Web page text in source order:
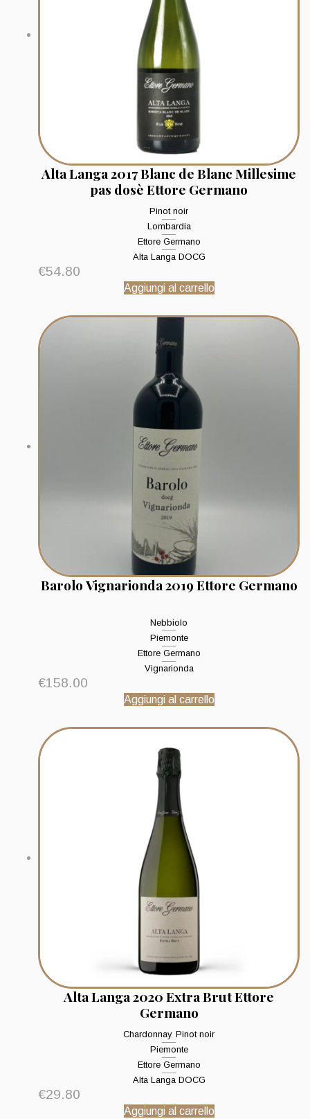
Alta Langa 2017 Blanc de Blanc Millesime
pas dosè Ettore Germano
Pinot noir
Lombardia
Ettore Germano
Alta Langa DOCG
€54.80
Aggiungi al carrello
Barolo Vignarionda 2019 Ettore Germano
Nebbiolo
Piemonte
Ettore Germano
Vignarionda
€158.00
Aggiungi al carrello
Alta Langa 2020 Extra Brut Ettore
Germano
Chardonnay, Pinot noir
Piemonte
Ettore Germano
Alta Langa DOCG
€29.80
Aggiungi al carrello